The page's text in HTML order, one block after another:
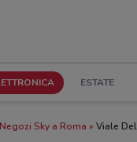
ESTATE
Negozi Sky a Roma Viale